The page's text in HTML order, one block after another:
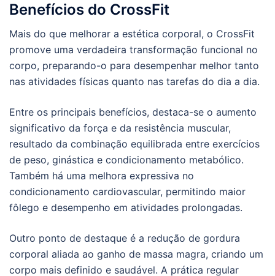
Benefícios do CrossFit
Mais do que melhorar a estética corporal, o CrossFit
promove uma verdadeira transformação funcional no
corpo, preparando-o para desempenhar melhor tanto
nas atividades físicas quanto nas tarefas do dia a dia.
Entre os principais benefícios, destaca-se o aumento
significativo da força e da resistência muscular,
resultado da combinação equilibrada entre exercícios
de peso, ginástica e condicionamento metabólico.
Também há uma melhora expressiva no
condicionamento cardiovascular, permitindo maior
fôlego e desempenho em atividades prolongadas.
Outro ponto de destaque é a redução de gordura
corporal aliada ao ganho de massa magra, criando um
corpo mais definido e saudável. A prática regular